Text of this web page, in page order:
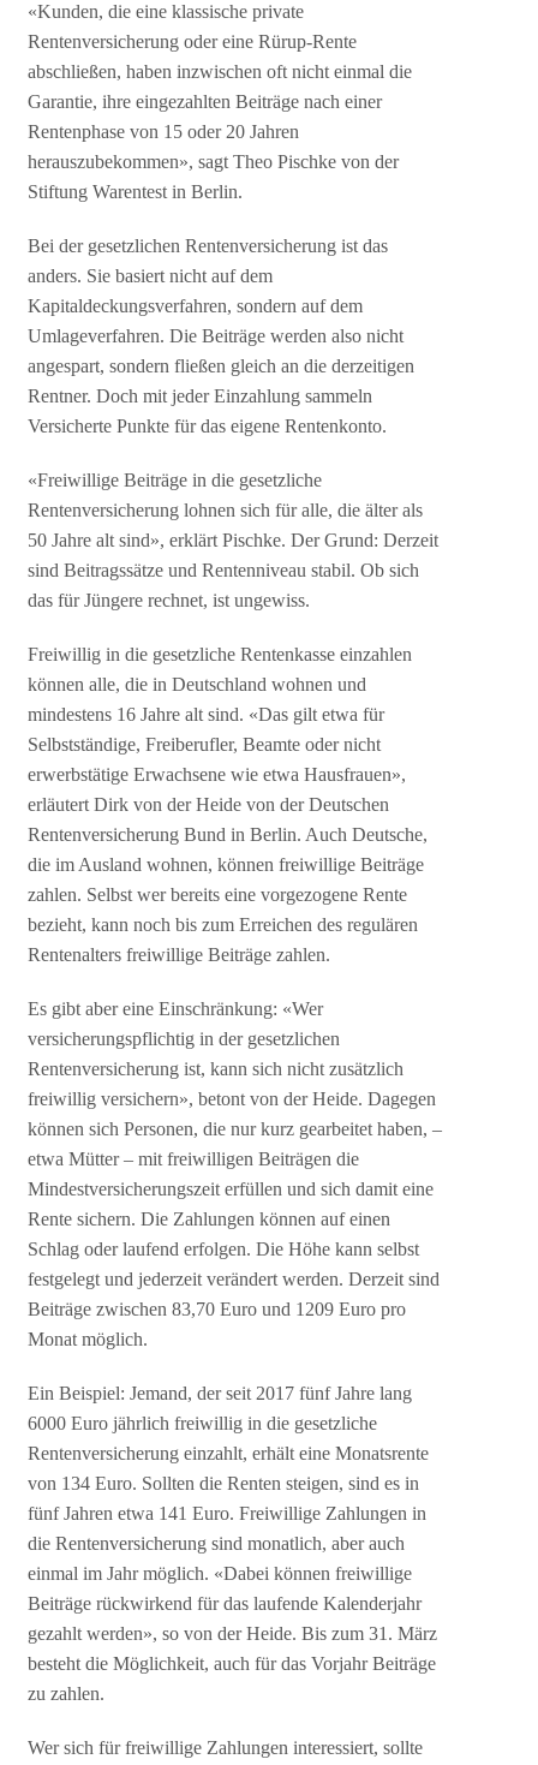
«Kunden, die eine klassische private
Rentenversicherung oder eine Rürup-Rente
abschließen, haben inzwischen oft nicht einmal die
Garantie, ihre eingezahlten Beiträge nach einer
Rentenphase von 15 oder 20 Jahren
herauszubekommen», sagt Theo Pischke von der
Stiftung Warentest in Berlin.
Bei der gesetzlichen Rentenversicherung ist das
anders. Sie basiert nicht auf dem
Kapitaldeckungsverfahren, sondern auf dem
Umlageverfahren. Die Beiträge werden also nicht
angespart, sondern fließen gleich an die derzeitigen
Rentner. Doch mit jeder Einzahlung sammeln
Versicherte Punkte für das eigene Rentenkonto.
«Freiwillige Beiträge in die gesetzliche
Rentenversicherung lohnen sich für alle, die älter als
50 Jahre alt sind», erklärt Pischke. Der Grund: Derzeit
sind Beitragssätze und Rentenniveau stabil. Ob sich
das für Jüngere rechnet, ist ungewiss.
Freiwillig in die gesetzliche Rentenkasse einzahlen
können alle, die in Deutschland wohnen und
mindestens 16 Jahre alt sind. «Das gilt etwa für
Selbstständige, Freiberufler, Beamte oder nicht
erwerbstätige Erwachsene wie etwa Hausfrauen»,
erläutert Dirk von der Heide von der Deutschen
Rentenversicherung Bund in Berlin. Auch Deutsche,
die im Ausland wohnen, können freiwillige Beiträge
zahlen. Selbst wer bereits eine vorgezogene Rente
bezieht, kann noch bis zum Erreichen des regulären
Rentenalters freiwillige Beiträge zahlen.
Es gibt aber eine Einschränkung: «Wer
versicherungspflichtig in der gesetzlichen
Rentenversicherung ist, kann sich nicht zusätzlich
freiwillig versichern», betont von der Heide. Dagegen
können sich Personen, die nur kurz gearbeitet haben, –
etwa Mütter – mit freiwilligen Beiträgen die
Mindestversicherungszeit erfüllen und sich damit eine
Rente sichern. Die Zahlungen können auf einen
Schlag oder laufend erfolgen. Die Höhe kann selbst
festgelegt und jederzeit verändert werden. Derzeit sind
Beiträge zwischen 83,70 Euro und 1209 Euro pro
Monat möglich.
Ein Beispiel: Jemand, der seit 2017 fünf Jahre lang
6000 Euro jährlich freiwillig in die gesetzliche
Rentenversicherung einzahlt, erhält eine Monatsrente
von 134 Euro. Sollten die Renten steigen, sind es in
fünf Jahren etwa 141 Euro. Freiwillige Zahlungen in
die Rentenversicherung sind monatlich, aber auch
einmal im Jahr möglich. «Dabei können freiwillige
Beiträge rückwirkend für das laufende Kalenderjahr
gezahlt werden», so von der Heide. Bis zum 31. März
besteht die Möglichkeit, auch für das Vorjahr Beiträge
zu zahlen.
Wer sich für freiwillige Zahlungen interessiert, sollte